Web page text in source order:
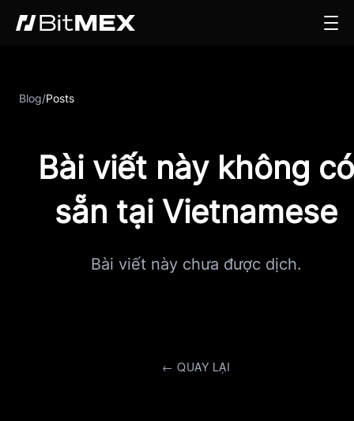
Blog/Posts
Bài viết này không có
sẵn tại Vietnamese
Bài viết này chưa được dịch.
← QUAY LẠI